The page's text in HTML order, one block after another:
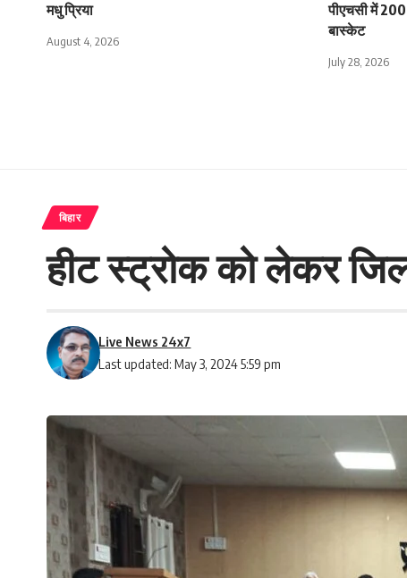
मधु प्रिया
August 4, 2026
पीएचसी में 200
बास्केट
July 28, 2026
बिहार
हीट स्ट्रोक को लेकर
Last updated: May 3, 2024 5:59 pm
Live News 24x7